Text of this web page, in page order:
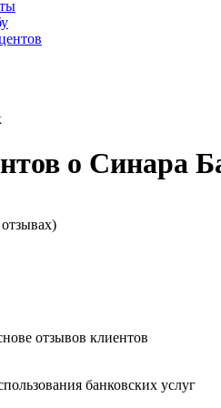
о Синара
отзывов клиентов
банковских услуг